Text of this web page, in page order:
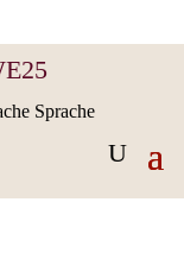
Sprache